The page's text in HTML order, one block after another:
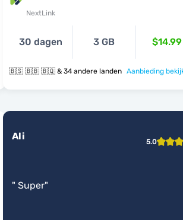
NextLink
30 dagen 3 GB $14.99
🇧🇸 🇧🇧 🇧🇶 & 34 andere landen Aanbieding
Ali 5.0
" Super"